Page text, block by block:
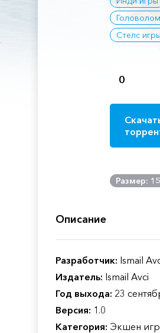
Стелс игры
0
Размер:
Описание
Разработчик: Ismail
Издатель: Ismail Avci
Год выхода: 23
Версия: 1.0
Категория: Экшен